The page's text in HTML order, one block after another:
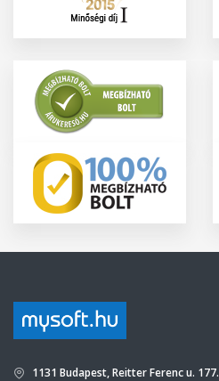
1131 Budapest, Reitter Ferenc u. 177.